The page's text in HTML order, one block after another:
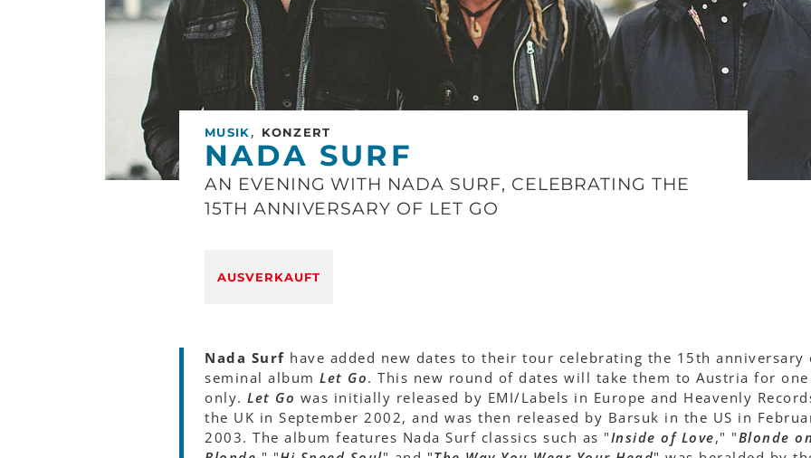
MUSIK, KONZERT
NADA SURF
AN EVENING WITH NADA SURF, CELEBRATING THE
15TH ANNIVERSARY OF LET GO
AUSVERKAUFT
Nada Surf have added new dates to their tour celebrating the 15th anniversary
seminal album Let Go. This new round of dates will take them to Austria for one
only. Let Go was initially released by EMI/Labels in Europe and Heavenly
the UK in September 2002, and was then released by Barsuk in the US in
2003. The album features Nada Surf classics such as "Inside of Love," "Blonde on